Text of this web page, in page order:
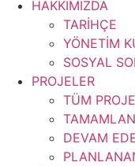
HAKKIMIZDA
TARİHÇE
YÖNETİM
SOSYAL
PROJELER
TÜM
DEVAM